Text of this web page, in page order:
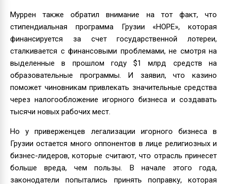
Муррен также обратил внимание на тот факт, что
стипендиальная программа Грузии «HOPE», которая
финансируется за счет государственной лотереи,
сталкивается с финансовыми проблемами, не смотря на
выделенные в прошлом году $1 млрд средств на
образовательные программы. И заявил, что казино
поможет чиновникам привлекать значительные средства
через налогообложение игорного бизнеса и создавать
тысячи новых рабочих мест.
Но у приверженцев легализации игорного бизнеса в
Грузии остается много оппонентов в лице религиозных и
бизнес-лидеров, которые считают, что отрасль принесет
больше вреда, чем пользы. В начале этого года,
законодатели попытались принять поправку, которая